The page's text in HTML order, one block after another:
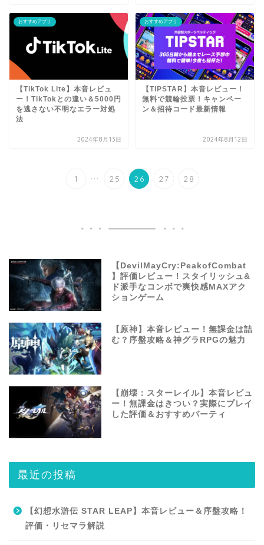
おすすめアプリ
【TikTok Lite】本音レビュ
ー！TikTokとの違い＆5000円
を逃さない不明なエラー対処
法
2024年8月13日
おすすめアプリ
【TIPSTAR】本音レビュー！
無料で競輪投票！キャンペー
ン＆招待コード最新情報
2024年8月12日
1 ... 25 26 27 28
【DevilMayCry:PeakofCombat
】評価レビュー！スタイリッシュ&
ド派手なコンボで爽快感MAXアク
ションゲーム
【原神】本音レビュー！無課金は詰
む？序盤攻略＆神グラRPGの魅力
【崩壊：スターレイル】本音レビュ
ー！無課金はきつい？実際にプレイ
した評価＆おすすめパーティ
最近の投稿
【幻想水滸伝 STAR LEAP】本音レビュー＆序盤攻略！
評価・リセマラ解説